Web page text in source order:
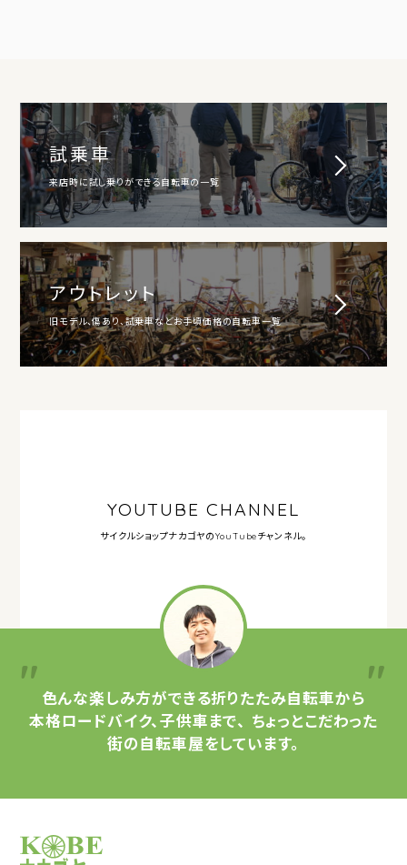
試乗車
来店時に試し乗りができる自転車の一覧
アウトレット
旧モデル、傷あり、試乗車などお手頃価格の自転車一覧
YOUTUBE CHANNEL
サイクルショップナカゴヤのYouTubeチャンネル。
色んな楽しみ方ができる折りたたみ自転車から
本格ロードバイク、子供車まで、 ちょっとこだわった
街の自転車屋をしています。
サイクルショップナカゴヤ